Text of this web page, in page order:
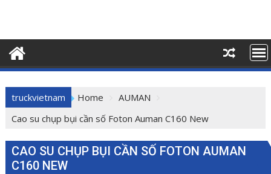
truckvietnam Home
AUMAN
Cao su chụp bụi cần số Foton Auman C160 New
CAO SU CHỤP BỤI CẦN SỐ FOTON AUMAN
C160 NEW